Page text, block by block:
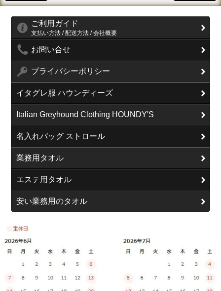
ご利用ガイド
支払い方法 / 配送方法 / 会社概要
お問い合せ
プライバシーポリシー
イタグレ服 ハウンディーズ
Italian Greyhound Clothing HOUNDY'S
名入れバッグ ストロール
業務用タオル
エステ用タオル
安い業務用のタオル